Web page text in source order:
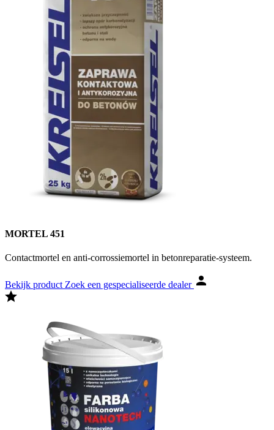
MORTEL 451
Contactmortel en anti-corrossiemortel in betonreparatie-systeem.
Bekijk product Zoek een gespecialiseerde dealer